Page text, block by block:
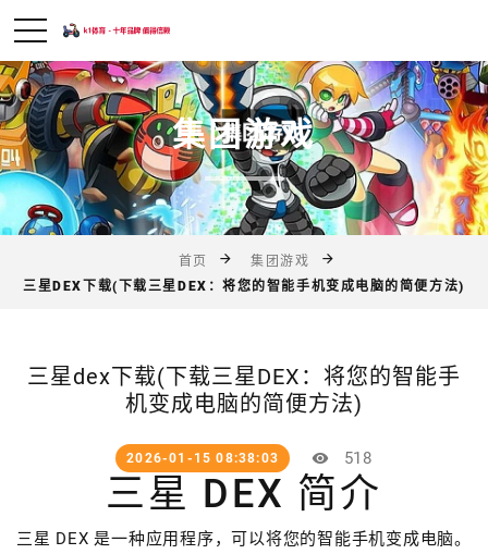
集团游戏
首页
集团游戏
三星DEX下载(下载三星DEX：将您的智能手机变成电脑的简便方法)
三星dex下载(下载三星DEX：将您的智能手
机变成电脑的简便方法)
2026-01-15 08:38:03 518
三星 DEX 简介
三星 DEX 是一种应用程序，可以将您的智能手机变成电脑。